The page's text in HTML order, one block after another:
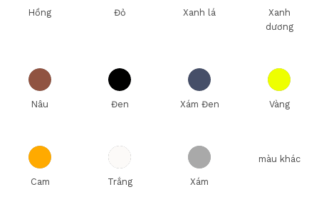
Hồng Đỏ Xanh lá
Xanh
dương
Nâu Đen Xám Đen Vàng
Cam Trắng Xám
màu khác